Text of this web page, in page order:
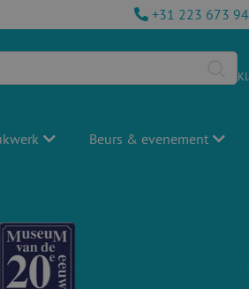
+31 223 673
Beurs & evenement